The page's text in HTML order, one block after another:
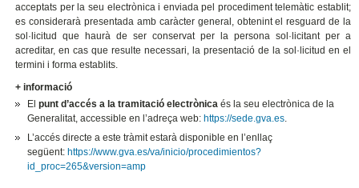
acceptats per la seu electrònica i enviada pel procediment telemàtic establit;
es considerarà presentada amb caràcter general, obtenint el resguard de la
sol·licitud que haurà de ser conservat per la persona sol·licitant per a
acreditar, en cas que resulte necessari, la presentació de la sol·licitud en el
termini i forma establits.
+ informació
Elpunt d’accés a la tramitació electrònica és la seu electrònica de la
Generalitat, accessible en l’adreça web: https://sede.gva.es.
L’accés directe a este tràmit estarà disponible en l’enllaç
següent: https://www.gva.es/va/inicio/procedimientos?
id_proc=265&version=amp